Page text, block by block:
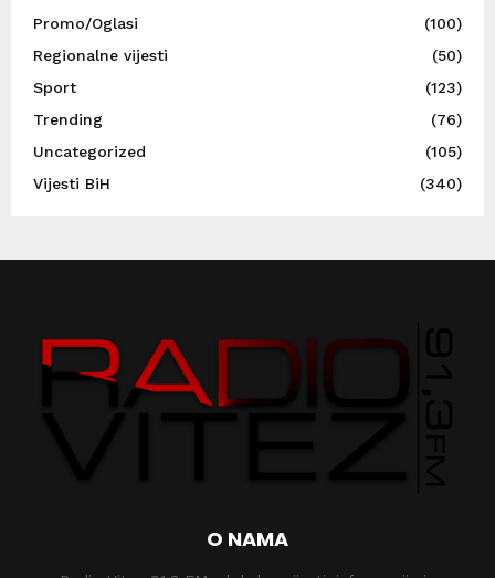
Promo/Oglasi
(100)
Regionalne vijesti
(50)
Sport
(123)
Trending
(76)
Uncategorized
(105)
Vijesti BiH
(340)
O NAMA